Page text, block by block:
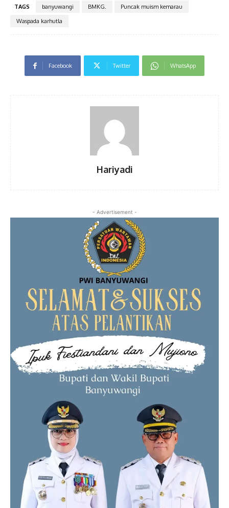
TAGS banyuwangi BMKG.
Puncak muism kemarau
Waspada karhutla
Facebook Twitter WhatsApp
Hariyadi
- Advertisement -